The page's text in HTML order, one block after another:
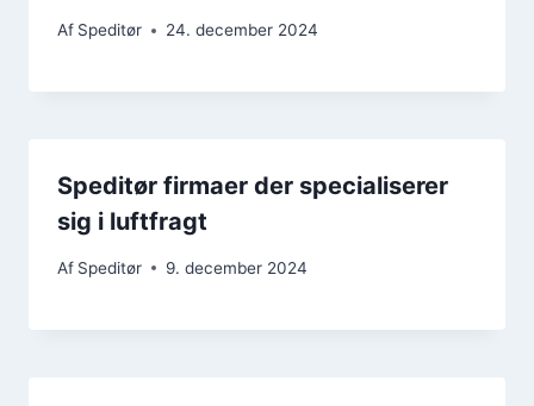
Af Speditør 24. december 2024
Speditør firmaer der specialiserer
sig i luftfragt
Af Speditør 9. december 2024